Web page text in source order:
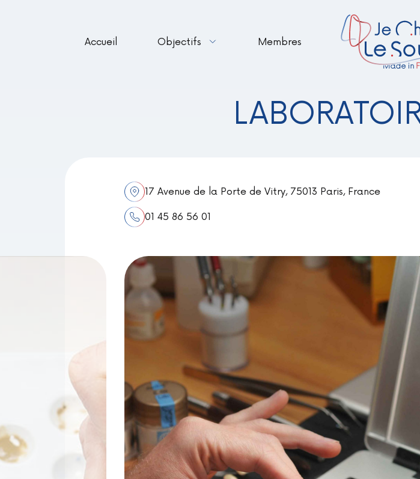
Accueil Objectifs Membres
17 Avenue de la Porte de Vitry, 75013 Paris, France
01 45 86 56 01